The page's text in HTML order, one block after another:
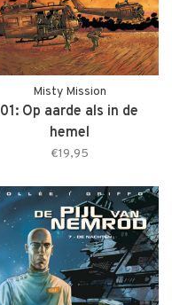
Misty Mission
01: Op aarde als in de
hemel
€19,95